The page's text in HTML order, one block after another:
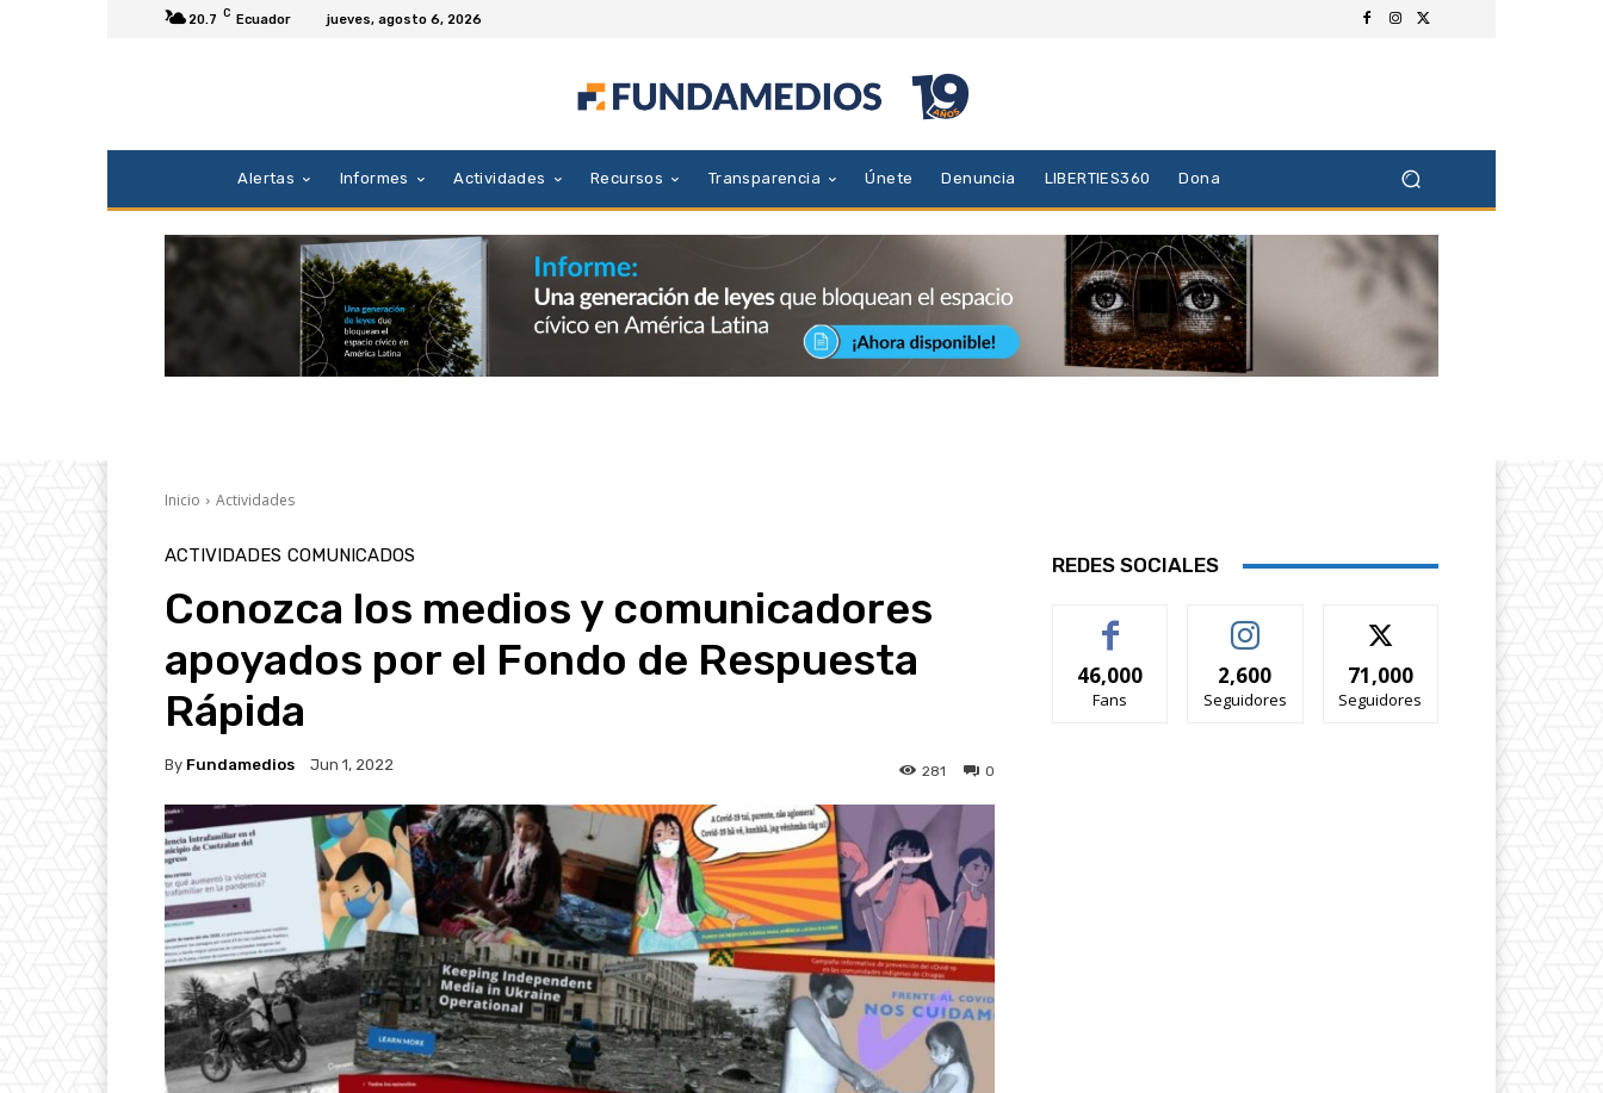
20.7 C Ecuador jueves, agosto 6, 2026
Alertas Informes Actividades Recursos Transparencia Únete Denuncia LIBERTIES360 Dona
Inicio Actividades
ACTIVIDADES COMUNICADOS
Conozca los medios y comunicadores
apoyados por el Fondo de Respuesta
Rápida
By Fundamedios Jun 1, 2022 0
281
REDES SOCIALES
46,000
Fans
2,600
Seguidores
71,000
Seguidores